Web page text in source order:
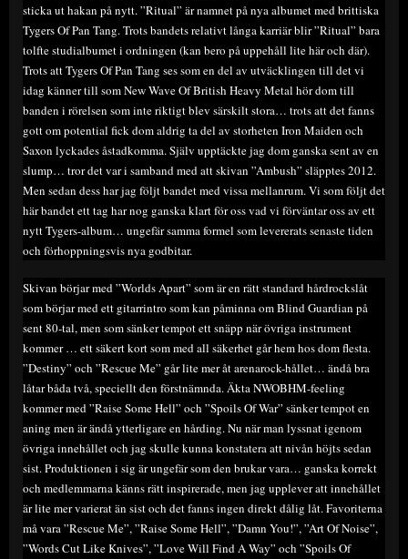
sticka ut hakan på nytt. ”Ritual” är namnet på nya albumet med brittiska
Tygers Of Pan Tang. Trots bandets relativt långa karriär blir ”Ritual” bara
tolfte studialbumet i ordningen (kan bero på uppehåll lite här och där).
Trots att Tygers Of Pan Tang ses som en del av utväcklingen till det vi
idag känner till som New Wave Of British Heavy Metal hör dom till
banden i rörelsen som inte riktigt blev särskilt stora… trots att det fanns
gott om potential fick dom aldrig ta del av storheten Iron Maiden och
Saxon lyckades åstadkomma. Själv upptäckte jag dom ganska sent av en
slump… tror det var i samband med att skivan ”Ambush” släpptes 2012.
Men sedan dess har jag följt bandet med vissa mellanrum. Vi som följt det
här bandet ett tag har nog ganska klart för oss vad vi förväntar oss av ett
nytt Tygers-album… ungefär samma formel som levererats senaste tiden
och förhoppningsvis nya godbitar.
Skivan börjar med ”Worlds Apart” som är en rätt standard hårdrockslåt
som börjar med ett gitarrintro som kan påminna om Blind Guardian på
sent 80-tal, men som sänker tempot ett snäpp när övriga instrument
kommer … ett säkert kort som med all säkerhet går hem hos dom flesta.
”Destiny” och ”Rescue Me” går lite mer åt arenarock-hållet… ändå bra
låtar båda två, speciellt den förstnämnda. Äkta NWOBHM-feeling
kommer med ”Raise Some Hell” och ”Spoils Of War” sänker tempot en
aning men är ändå ytterligare en hårding. Nu när man lyssnat igenom
övriga innehållet och jag skulle kunna konstatera att nivån höjts sedan
sist. Produktionen i sig är ungefär som den brukar vara… ganska korrekt
och medlemmarna känns rätt inspirerade, men jag upplever att innehållet
är lite mer varierat än sist och det fanns ingen direkt dålig låt. Favoriterna
må vara ”Rescue Me”, ”Raise Some Hell”, ”Damn You!”, ”Art Of Noise”,
”Words Cut Like Knives”, ”Love Will Find A Way” och ”Spoils Of